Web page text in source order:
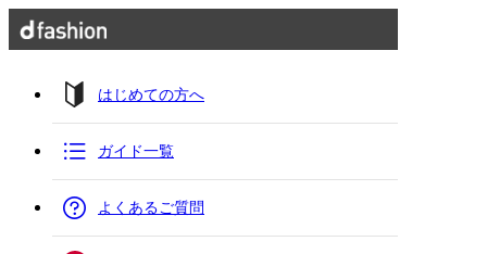
はじめての方へ
ガイド一覧
よくあるご質問